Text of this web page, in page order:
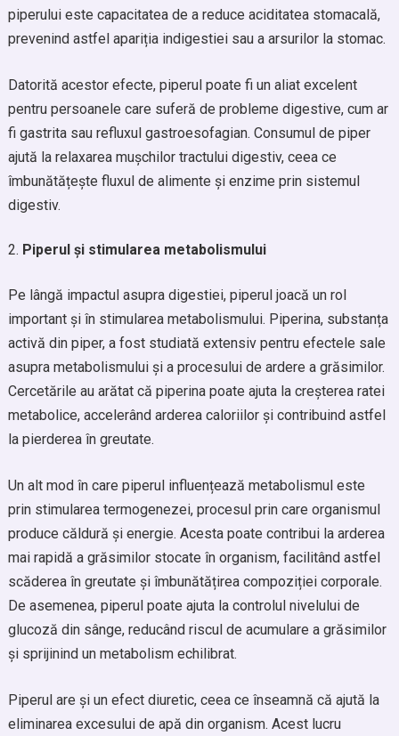
piperului este capacitatea de a reduce aciditatea stomacală,
prevenind astfel apariția indigestiei sau a arsurilor la stomac.
Datorită acestor efecte, piperul poate fi un aliat excelent
pentru persoanele care suferă de probleme digestive, cum ar
fi gastrita sau refluxul gastroesofagian. Consumul de piper
ajută la relaxarea mușchilor tractului digestiv, ceea ce
îmbunătățește fluxul de alimente și enzime prin sistemul
digestiv.
Piperul și stimularea metabolismului
Pe lângă impactul asupra digestiei, piperul joacă un rol
important și în stimularea metabolismului. Piperina, substanța
activă din piper, a fost studiată extensiv pentru efectele sale
asupra metabolismului și a procesului de ardere a grăsimilor.
Cercetările au arătat că piperina poate ajuta la creșterea ratei
metabolice, accelerând arderea caloriilor și contribuind astfel
la pierderea în greutate.
Un alt mod în care piperul influențează metabolismul este
prin stimularea termogenezei, procesul prin care organismul
produce căldură și energie. Acesta poate contribui la arderea
mai rapidă a grăsimilor stocate în organism, facilitând astfel
scăderea în greutate și îmbunătățirea compoziției corporale.
De asemenea, piperul poate ajuta la controlul nivelului de
glucoză din sânge, reducând riscul de acumulare a grăsimilor
și sprijinind un metabolism echilibrat.
Piperul are și un efect diuretic, ceea ce înseamnă că ajută la
eliminarea excesului de apă din organism. Acest lucru